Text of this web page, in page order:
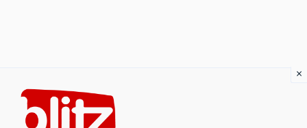
content
×